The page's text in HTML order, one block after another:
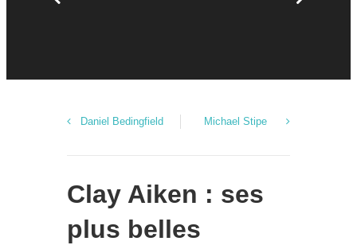
Daniel Bedingfield Michael Stipe
Clay Aiken : ses
plus belles